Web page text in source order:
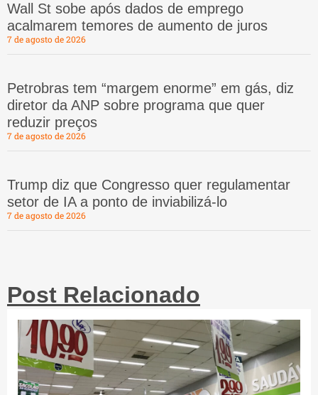
Wall St sobe após dados de emprego
acalmarem temores de aumento de juros
7 de agosto de 2026
Petrobras tem “margem enorme” em gás, diz
diretor da ANP sobre programa que quer
reduzir preços
7 de agosto de 2026
Trump diz que Congresso quer regulamentar
setor de IA a ponto de inviabilizá-lo
7 de agosto de 2026
Post Relacionado